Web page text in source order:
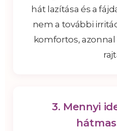
hát lazítása és a
nem a további
komfortos,
3. Mennyi